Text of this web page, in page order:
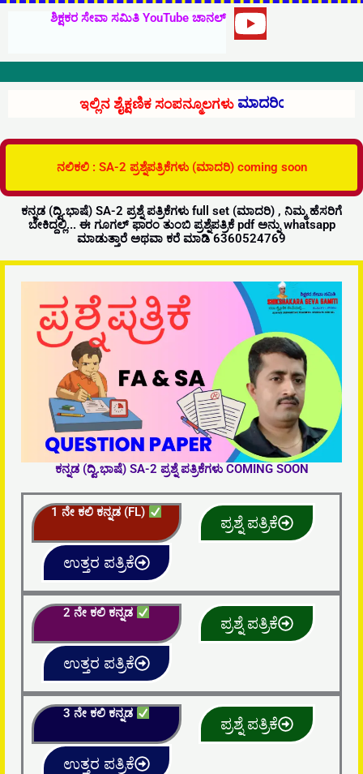
h
a
t
s
a
p
p
ಶಿಕ್ಷಕರ ಸೇವಾ ಸಮಿತಿ YouTube ಚಾನಲ್
Y
o
u
t
u
b
e
ಇಲ್ಲಿನ ಶೈಕ್ಷಣಿಕ ಸಂಪನ್ಮೂಲಗಳು ಉಚಿತವಾಗಿ ಲಭ್ಯ.
ನಲಿಕಲಿ : SA-2 ಪ್ರಶ್ನೆಪತ್ರಿಕೆಗಳು (ಮಾದರಿ) coming soon
ಕನ್ನಡ (ದ್ವಿ.ಭಾಷೆ) SA-2 ಪ್ರಶ್ನೆ ಪತ್ರಿಕೆಗಳು full set (ಮಾದರಿ) , ನಿಮ್ಮ ಹೆಸರಿಗೆ
ಬೇಕಿದ್ದಲ್ಲಿ... ಈ ಗೂಗಲ್‌ ಫಾರಂ ತುಂಬಿ ಪ್ರಶ್ನೆಪತ್ರಿಕೆ pdf ಅನ್ನು whatsapp
ಮಾಡುತ್ತಾರೆ ಅಥವಾ ಕರೆ ಮಾಡಿ 6360524769
ಕನ್ನಡ (ದ್ವಿ.ಭಾಷೆ) SA-2 ಪ್ರಶ್ನೆ ಪತ್ರಿಕೆಗಳು COMING SOON
1 ನೇ ಕಲಿ ಕನ್ನಡ (FL)
ಪ್ರಶ್ನೆ ಪತ್ರಿಕೆ
ಉತ್ತರ ಪತ್ರಿಕೆ
2 ನೇ ಕಲಿ ಕನ್ನಡ
ಪ್ರಶ್ನೆ ಪತ್ರಿಕೆ
ಉತ್ತರ ಪತ್ರಿಕೆ
3 ನೇ ಕಲಿ ಕನ್ನಡ
ಪ್ರಶ್ನೆ ಪತ್ರಿಕೆ
ಉತ್ತರ ಪತ್ರಿಕೆ